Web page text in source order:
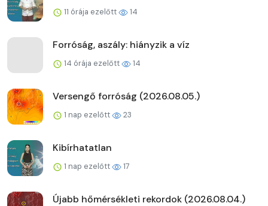
11 órája ezelőtt 14
Forróság, aszály: hiányzik a víz
14 órája ezelőtt 14
Versengő forróság (2026.08.05.)
1 nap ezelőtt 23
Kibírhatatlan
1 nap ezelőtt 17
Újabb hőmérsékleti rekordok (2026.08.04.)